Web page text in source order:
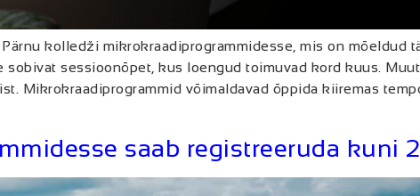
kolledži mikrokraadiprogrammidesse, mis on mõeldud
sessioonõpet, kus loengud toimuvad kord kuus.
Mikrokraadiprogrammid võimaldavad õppida kiiremas
saab registreeruda kuni